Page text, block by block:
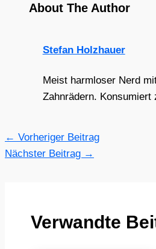
About The Author
Stefan Holzhauer
Meist harmloser Nerd
Zahnrädern. Konsumiert
← Vorheriger Beitrag
Nächster Beitrag →
Verwandte